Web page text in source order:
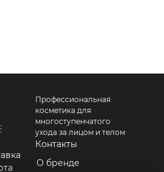
Профессиональная
косметика для
многоступенчатого
ухода за лицом и телом
Контакты
О бренде